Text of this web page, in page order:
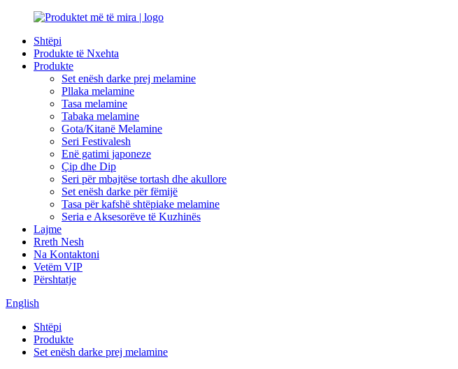
Shtëpi
Produkte të Nxehta
Produkte
Set enësh darke prej melamine
Pllaka melamine
Tasa melamine
Tabaka melamine
Gota/Kitanë Melamine
Seri Festivalesh
Enë gatimi japoneze
Çip dhe Dip
Seri për mbajtëse tortash dhe akullore
Set enësh darke për fëmijë
Tasa për kafshë shtëpiake melamine
Seria e Aksesorëve të Kuzhinës
Lajme
Rreth Nesh
Na Kontaktoni
Vetëm VIP
Përshtatje
English
Shtëpi
Produkte
Set enësh darke prej melamine